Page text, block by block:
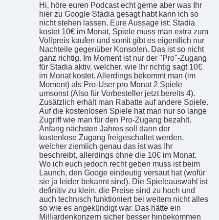
Hi, höre euren Podcast echt gerne aber was Ihr
hier zu Google Stadia gesagt habt kann ich so
nicht stehen lassen. Eure Aussage ist: Stadia
kostet 10€ im Monat, Spiele muss man extra zum
Vollpreis kaufen und somit gibt es eigentlich nur
Nachteile gegenüber Konsolen. Das ist so nicht
ganz richtig. Im Moment ist nur der "Pro"-Zugang
für Stadia aktiv, welcher, wie Ihr richtig sagt 10€
im Monat kostet. Allerdings bekommt man (im
Moment) als Pro-User pro Monat 2 Spiele
umsonst (Also für Vorbesteller jetzt bereits 4).
Zusätzlich erhält man Rabatte auf andere Spiele.
Auf die kostenlosen Spiele hat man nur so lange
Zugriff wie man für den Pro-Zugang bezahlt.
Anfang nächsten Jahres soll dann der
kostenlose Zugang freigeschaltet werden,
welcher ziemlich genau das ist was Ihr
beschreibt, allerdings ohne die 10€ im Monat.
Wo ich euch jedoch recht geben muss ist beim
Launch, den Googe eindeutig versaut hat (wofür
sie ja leider bekannt sind). Die Spieleauswahl ist
definitiv zu klein, die Preise sind zu hoch und
auch technisch funktioniert bei weitem nicht alles
so wie es angekündigt war. Das hätte ein
Milliardenkonzern sicher besser hinbekommen